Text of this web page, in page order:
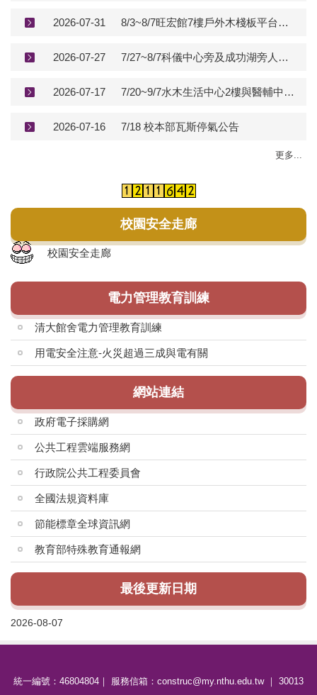
2026-07-31 8/3~8/7旺宏館7樓戶外木棧板平台拆除作業
2026-07-27 7/27~8/7科儀中心旁及成功湖旁人行道磚修復作業
2026-07-17 7/20~9/7水木生活中心2樓與醫輔中心2樓廁所改善工程
2026-07-16 7/18 校本部瓦斯停氣公告
更多...
校園安全走廊
校園安全走廊
電力管理教育訓練
清大館舍電力管理教育訓練
用電安全注意-火災超過三成與電有關
網站連結
政府電子採購網
公共工程雲端服務網
行政院公共工程委員會
全國法規資料庫
節能標章全球資訊網
教育部特殊教育通報網
最後更新日期
2026-08-07
統一編號：46804804｜ 服務信箱：construc@my.nthu.edu.tw ｜ 30013